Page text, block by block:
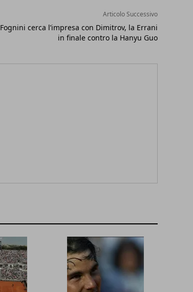
Articolo Successivo
Fognini cerca l’impresa con Dimitrov, la Errani
in finale contro la Hanyu Guo